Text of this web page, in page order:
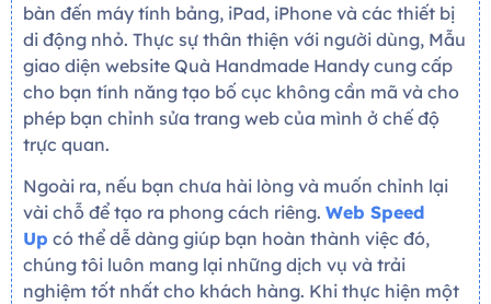
bàn đến máy tính bảng, iPad, iPhone và các thiết bị
di động nhỏ. Thực sự thân thiện với người dùng, Mẫu
giao diện website Quà Handmade Handy cung cấp
cho bạn tính năng tạo bố cục không cần mã và cho
phép bạn chỉnh sửa trang web của mình ở chế độ
trực quan.
Ngoài ra, nếu bạn chưa hài lòng và muốn chỉnh lại
vài chỗ để tạo ra phong cách riêng. Web Speed
Up có thể dễ dàng giúp bạn hoàn thành việc đó,
chúng tôi luôn mang lại những dịch vụ và trải
nghiệm tốt nhất cho khách hàng. Khi thực hiện một